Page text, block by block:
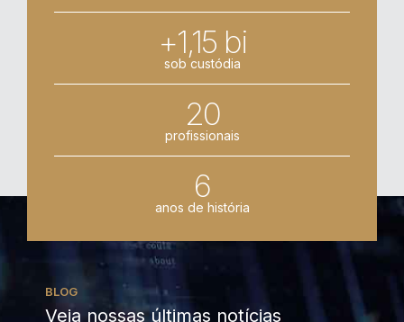
+1,15 bi
sob custódia
20
profissionais
6
anos de história
BLOG
Veja nossas últimas notícias